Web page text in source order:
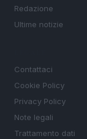
Redazione
Ultime notizie
Contattaci
Cookie Policy
Privacy Policy
Note legali
Trattamento dati